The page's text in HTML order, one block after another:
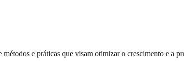
e práticas que visam otimizar o crescimento e a